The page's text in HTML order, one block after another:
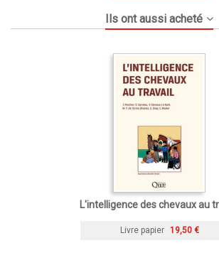
Ils ont aussi acheté
L'intelligence des chevaux au
Livre papier 19,50 €